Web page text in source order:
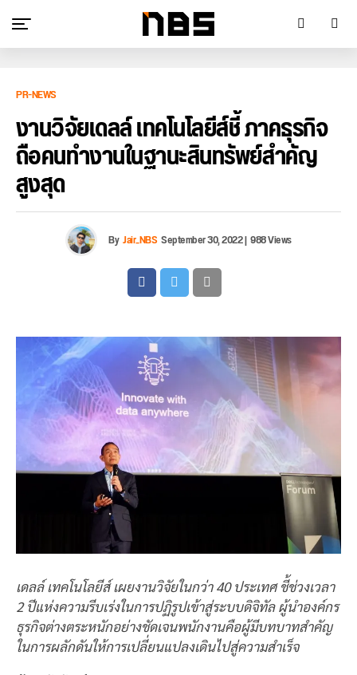
PR-NEWS
งานวิจัยเดลล์ เทคโนโลยีส์ชี้ ภาคธุรกิจ
ถือคนทำงานในฐานะสินทรัพย์สำคัญ
สูงสุด
ByJair_NBSSeptember 30, 2022|988 Views
เดลล์ เทคโนโลยีส์ เผยงานวิจัยในกว่า 40 ประเทศ ชี้ช่วงเวลา
2 ปีแห่งความรีบเร่งในการปฏิรูปเข้าสู่ระบบดิจิทัล ผู้นำองค์กร
ธุรกิจต่างตระหนักอย่างชัดเจนพนักงานคือผู้มีบทบาทสำคัญ
ในการผลักดันให้การเปลี่ยนแปลงเดินไปสู่ความสำเร็จ